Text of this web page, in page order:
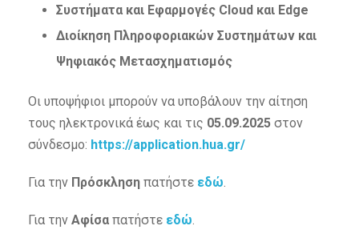
Συστήματα και Εφαρμογές Cloud και Edge
Διοίκηση Πληροφοριακών Συστημάτων και
Ψηφιακός Μετασχηματισμός
Οι υποψήφιοι μπορούν να υποβάλουν την αίτηση
τους ηλεκτρονικά έως και τις 05.09.2025 στον
σύνδεσμο: https://application.hua.gr/
Για την Πρόσκληση πατήστε εδώ
Για την Αφίσα πατήστε εδώ